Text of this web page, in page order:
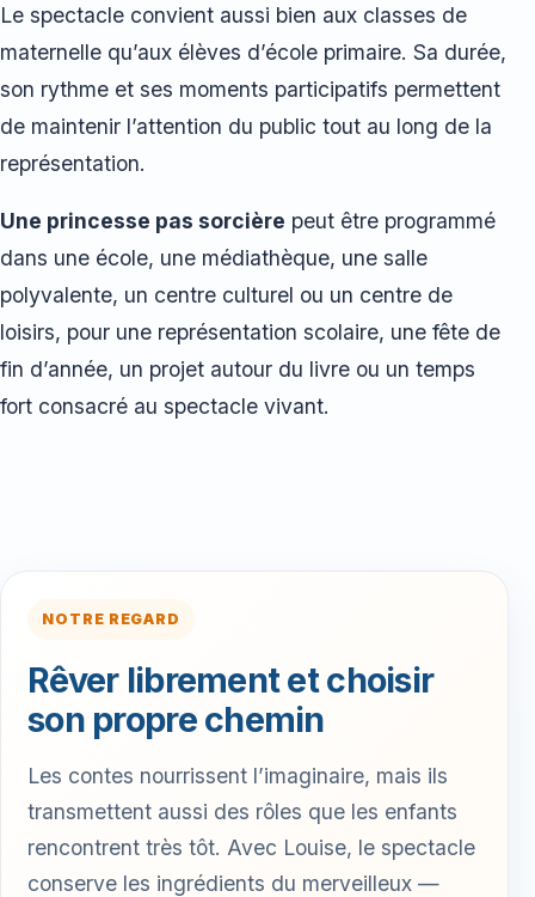
Le spectacle convient aussi bien aux classes de
maternelle qu’aux élèves d’école primaire. Sa durée,
son rythme et ses moments participatifs permettent
de maintenir l’attention du public tout au long de la
représentation.
Une princesse pas sorcière peut être programmé
dans une école, une médiathèque, une salle
polyvalente, un centre culturel ou un centre de
loisirs, pour une représentation scolaire, une fête de
fin d’année, un projet autour du livre ou un temps
fort consacré au spectacle vivant.
NOTRE REGARD
Rêver librement et choisir
son propre chemin
Les contes nourrissent l’imaginaire, mais ils
transmettent aussi des rôles que les enfants
rencontrent très tôt. Avec Louise, le spectacle
conserve les ingrédients du merveilleux —